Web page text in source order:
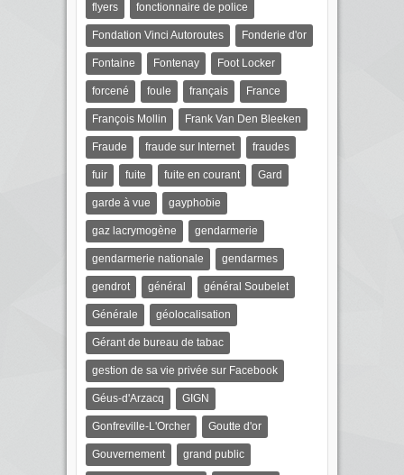
flyers fonctionnaire de police
Fondation Vinci Autoroutes Fonderie d'or
Fontaine Fontenay Foot Locker
forcené foule français France
François Mollin Frank Van Den Bleeken
Fraude fraude sur Internet fraudes
fuir fuite fuite en courant Gard
garde à vue gayphobie
gaz lacrymogène gendarmerie
gendarmerie nationale gendarmes
gendrot général général Soubelet
Générale géolocalisation
Gérant de bureau de tabac
gestion de sa vie privée sur Facebook
Géus-d'Arzacq GIGN
Gonfreville-L'Orcher Goutte d'or
Gouvernement grand public